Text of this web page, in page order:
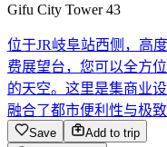
Gifu City Tower 43
位于JR岐阜站西侧，高
费展望台，您可以全方
的天空。这里是集商业
融合了都市便利性与极致
Save
Add to trip